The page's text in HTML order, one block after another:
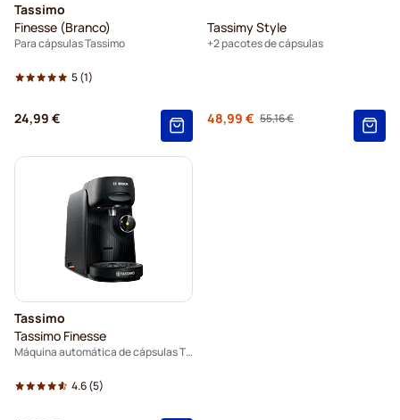
Tassimo
Finesse (Branco)
Para cápsulas Tassimo
5(1)
24,99 €
Tassimy Style
+2 pacotes de cápsulas
Regular Price
55,16 €
48,99 €
Tassimo
Tassimo Finesse
Máquina automática de cápsulas TAS16B3
4.6(5)